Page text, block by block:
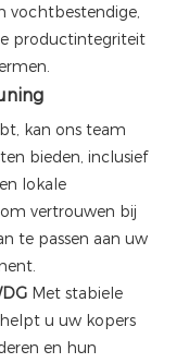
vochtbestendige,
productintegriteit
kan ons team
bieden, inclusief
lokale
vertrouwen bij
te passen aan uw
Met stabiele
u uw kopers
en hun